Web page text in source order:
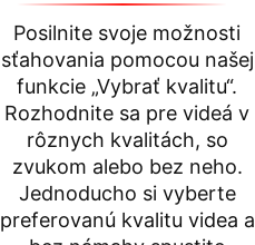
Posilnite svoje možnosti
sťahovania pomocou našej
funkcie „Vybrať kvalitu“.
Rozhodnite sa pre videá v
rôznych kvalitách, so
zvukom alebo bez neho.
Jednoducho si vyberte
preferovanú kvalitu videa a